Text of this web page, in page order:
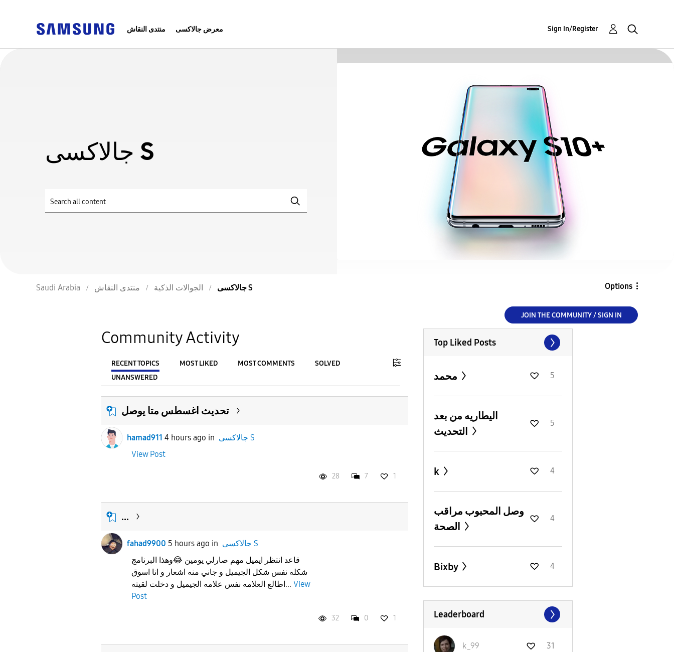
منتدى النقاش معرض جالاكسى Sign In/Register
جالاكسى S
Saudi Arabia منتدى النقاش الجوالات الذكية جالاكسى S Options
JOIN THE COMMUNITY / SIGN IN
Community Activity
RECENT TOPICS MOST LIKED MOST COMMENTS
SOLVED
UNANSWERED
From To
تحديث اغسطس متا يوصل
hamad911 4 hours ago in
جالاكسى S
View Post
28 7 1
...
fahad9900 5 hours ago in
جالاكسى S
قاعد انتظر ايميل مهم صارلي يومين 😂وهذا البرنامج
شكله نفس شكل الجيميل و جاني منه اشعار و انا اسوق
اطالع العلامه نفس علامه الجيميل و دخلت لقيته... View
Post
32 0 1
Top Liked Posts
5
اليطاريه من بعد
5
k 4
وصل المحبوب مراقب
4
Bixby 4
Leaderboard
k_99 31